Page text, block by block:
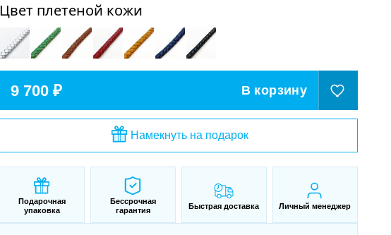
Цвет плетеной кожи
9 700 ₽ В корзину
Намекнуть на подарок
Подарочная
упаковка
Бессрочная
гарантия
Быстрая доставка Личный менеджер